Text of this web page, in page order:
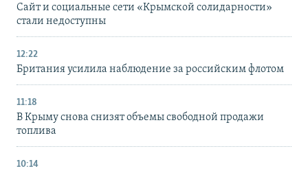
Сайт и социальные сети «Крымской солидарности»
стали недоступны
12:22
Британия усилила наблюдение за российским флотом
11:18
В Крыму снова снизят объемы свободной продажи
топлива
10:14